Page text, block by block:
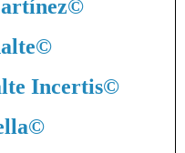
©
©
Incertis©
©